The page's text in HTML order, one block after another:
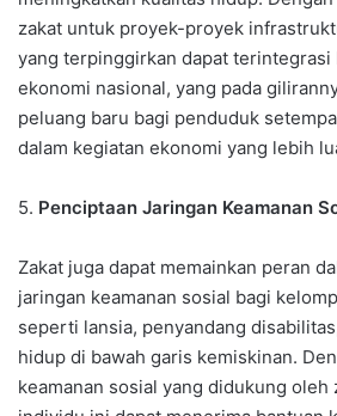
zakat untuk proyek-proyek
yang terpinggirkan dapat terintegrasi
ekonomi nasional, yang pada
peluang baru bagi penduduk
dalam kegiatan ekonomi yang lebih
5. Penciptaan Jaringan Keamanan
Zakat juga dapat memainkan peran
jaringan keamanan sosial bagi
seperti lansia, penyandang
hidup di bawah garis kemiskinan.
keamanan sosial yang didukung oleh